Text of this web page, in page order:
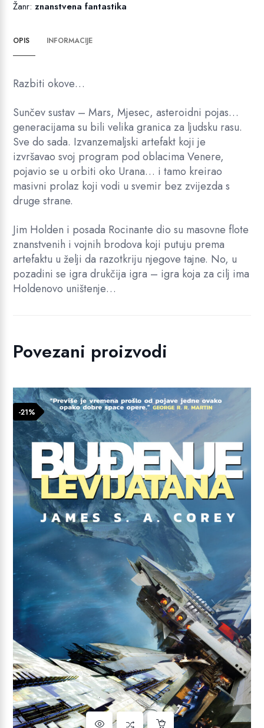
Žanr:znanstvena fantastika
OPIS INFORMACIJE
Razbiti okove…
Sunčev sustav – Mars, Mjesec, asteroidni pojas…
generacijama su bili velika granica za ljudsku rasu.
Sve do sada. Izvanzemaljski artefakt koji je
izvršavao svoj program pod oblacima Venere,
pojavio se u orbiti oko Urana… i tamo kreirao
masivni prolaz koji vodi u svemir bez zvijezda s
druge strane.
Jim Holden i posada Rocinante dio su masovne flote
znanstvenih i vojnih brodova koji putuju prema
artefaktu u želji da razotkriju njegove tajne. No, u
pozadini se igra drukčija igra – igra koja za cilj ima
Holdenovo uništenje…
Povezani proizvodi
-21%